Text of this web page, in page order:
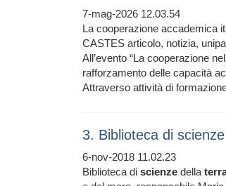
7-mag-2026 12.03.54
La cooperazione accademica
CASTES articolo, notizia,
All’evento “La cooperazione
rafforzamento delle capacità
Attraverso attività di
3. Biblioteca di
6-nov-2018 11.02.23
Biblioteca di scienze della